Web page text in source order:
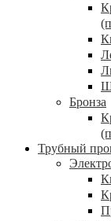
Бронза
Трубный